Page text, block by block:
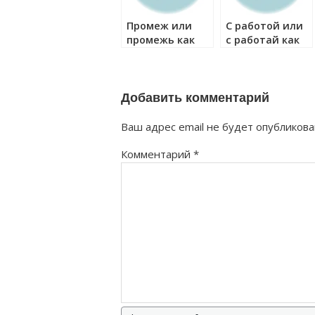
Промеж или
промежь как
С работой или
с работай как
Добавить комментарий
Ваш адрес email не будет
Комментарий *